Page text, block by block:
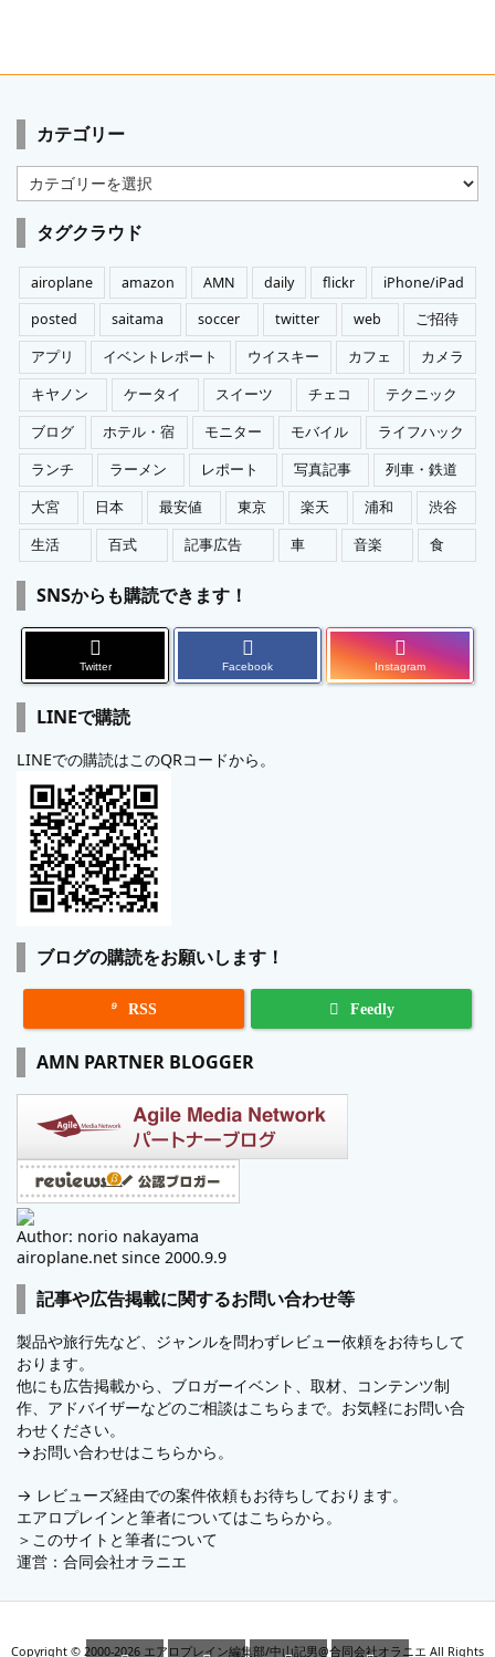
カテゴリー
カ
テ
ゴ
リ
ー
タグクラウド
airoplane amazon AMN daily flickr
iPhone/iPad
posted
saitama soccer twitter web
ご招待
アプリ
イベントレポート ウイスキー カフェ
カメラ
キヤノン
ケータイ スイーツ チェコ
テクニック
ブログ
ホテル・宿 モニター モバイル
ライフハック
ランチ
ラーメン レポート 写真記事
列車・鉄道
大宮
日本 最安値 東京 楽天 浦和
渋谷
生活
百式 記事広告 車 音楽 食
SNSからも購読できます！
Twitter Facebook Instagram
LINEで購読
LINEでの購読はこのQRコードから。
ブログの購読をお願いします！
 RSS Feedly
AMN PARTNER BLOGGER
Author: norio nakayama
airoplane.net since 2000.9.9
記事や広告掲載に関するお問い合わせ等
製品や旅行先など、ジャンルを問わずレビュー依頼をお待ちして
おります。
他にも広告掲載から、ブロガーイベント、取材、コンテンツ制
作、アドバイザーなどのご相談はこちらまで。お気軽にお問い合
わせください。
→お問い合わせはこちらから。
→ レビューズ経由での案件依頼もお待ちしております。
エアロプレインと筆者についてはこちらから。
＞ このサイトと筆者について
運営： 合同会社オラニエ
Copyright © 2000-2026 エアロプレイン編集部/中山記男@合同会社オラニエ All Rights